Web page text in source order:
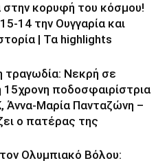
κορυφή του κόσμου!
14 την Ουγγαρία και
| Τα highlights
τραγωδία: Νεκρή σε
15χρονη ποδοσφαιρίστρια
Άννα-Μαρία Πανταζώνη –
ο πατέρας της
Ολυμπιακό Βόλου: